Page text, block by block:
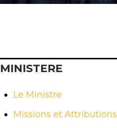
MINISTERE
Le Ministre
Missions et Attributions